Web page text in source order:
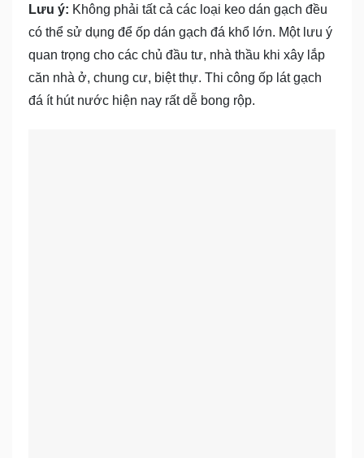
Lưu ý: Không phải tất cả các loại keo dán gạch đều
có thể sử dụng để ốp dán gạch đá khổ lớn. Một lưu ý
quan trọng cho các chủ đầu tư, nhà thầu khi xây lắp
căn nhà ở, chung cư, biệt thự. Thi công ốp lát gạch
đá ít hút nước hiện nay rất dễ bong rộp.